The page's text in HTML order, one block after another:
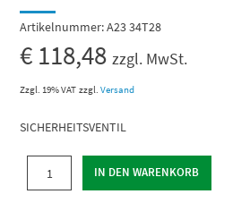
Artikelnummer:A23 34T28
€ 118,48 zzgl. MwSt.
Zzgl. 19% VAT zzgl.Versand
SICHERHEITSVENTIL
IN DEN WARENKORB